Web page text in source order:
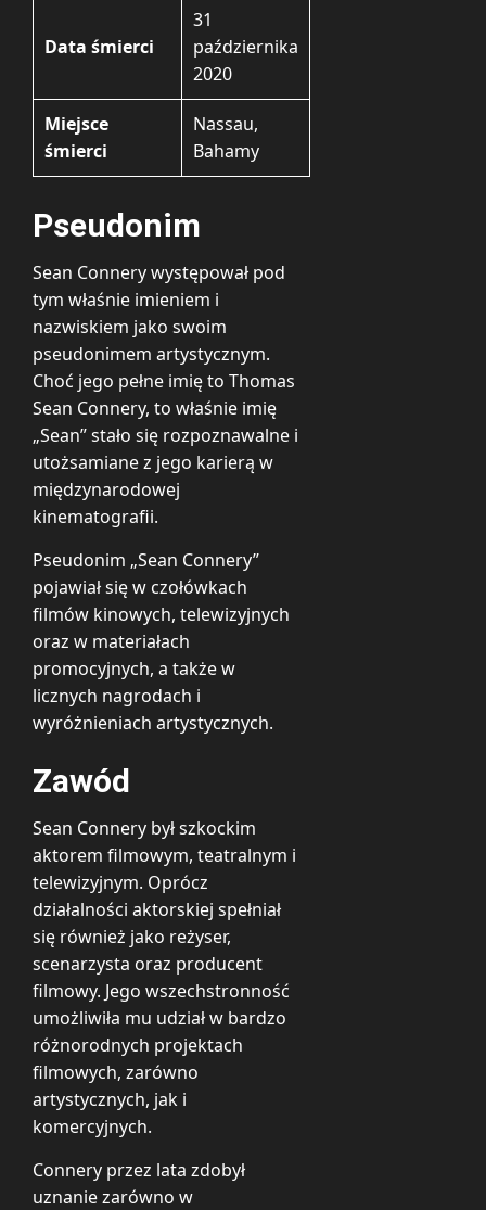
Data śmierci
31
października
2020
Miejsce
śmierci
Nassau,
Bahamy
Pseudonim
Sean Connery występował pod
tym właśnie imieniem i
nazwiskiem jako swoim
pseudonimem artystycznym.
Choć jego pełne imię to Thomas
Sean Connery, to właśnie imię
„Sean” stało się rozpoznawalne i
utożsamiane z jego karierą w
międzynarodowej
kinematografii.
Pseudonim „Sean Connery”
pojawiał się w czołówkach
filmów kinowych, telewizyjnych
oraz w materiałach
promocyjnych, a także w
licznych nagrodach i
wyróżnieniach artystycznych.
Zawód
Sean Connery był szkockim
aktorem filmowym, teatralnym i
telewizyjnym. Oprócz
działalności aktorskiej spełniał
się również jako reżyser,
scenarzysta oraz producent
filmowy. Jego wszechstronność
umożliwiła mu udział w bardzo
różnorodnych projektach
filmowych, zarówno
artystycznych, jak i
komercyjnych.
Connery przez lata zdobył
uznanie zarówno w